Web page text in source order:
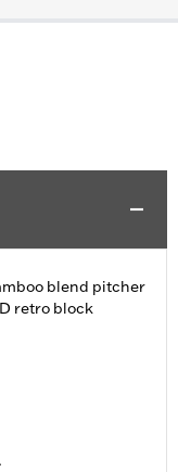
blend pitcher
retro block